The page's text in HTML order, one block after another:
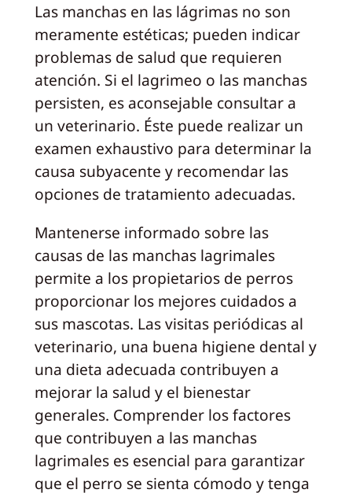
Las manchas en las lágrimas no son
meramente estéticas; pueden indicar
problemas de salud que requieren
atención. Si el lagrimeo o las manchas
persisten, es aconsejable consultar a
un veterinario. Éste puede realizar un
examen exhaustivo para determinar la
causa subyacente y recomendar las
opciones de tratamiento adecuadas.
Mantenerse informado sobre las
causas de las manchas lagrimales
permite a los propietarios de perros
proporcionar los mejores cuidados a
sus mascotas. Las visitas periódicas al
veterinario, una buena higiene dental y
una dieta adecuada contribuyen a
mejorar la salud y el bienestar
generales. Comprender los factores
que contribuyen a las manchas
lagrimales es esencial para garantizar
que el perro se sienta cómodo y tenga